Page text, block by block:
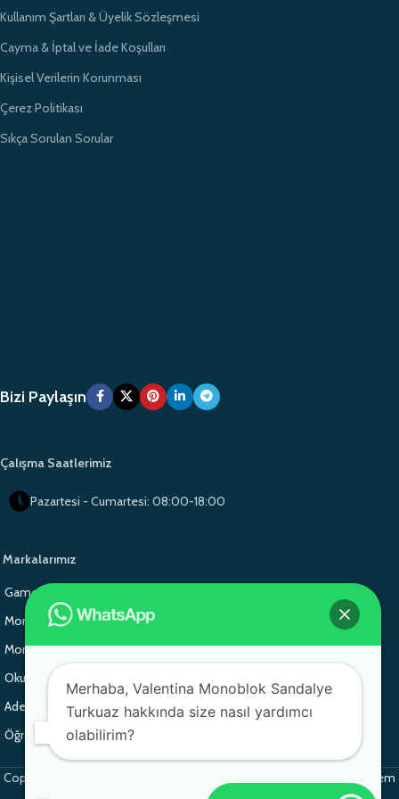
Kullanım Şartları & Üyelik Sözleşmesi
Cayma & İptal ve İade Koşulları
Kişisel Verilerin Korunması
Çerez Politikası
Sıkça Sorulan Sorular
Bizi Paylaşın
Çalışma Saatlerimiz
Pazartesi - Cumartesi: 08:00-18:00
Markalarımız
Gamo Okul Mobilyaları
Monoblok Sandalye
Monoblok Sandalye
Gamo School Furniture
Okul Sırası
Adem Koç Plastik
Adem Koç Plastik
Öğrenci Sırası
Copyright 2025 © Her hakkı Saklıdır. monobloksandalye.com.tr bir
Adem
Merhaba, Valentina Monoblok Sandalye
Turkuaz hakkında size nasıl yardımcı
olabilirim?